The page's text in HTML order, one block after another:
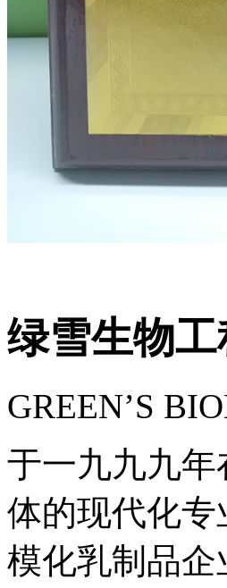
绿雪生物
GREEN’S
于一九九九
体的现代化
模化乳制品企